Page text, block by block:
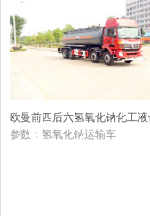
欧曼前四后六氢氧化钠化工
参数：氢氧化钠运输车